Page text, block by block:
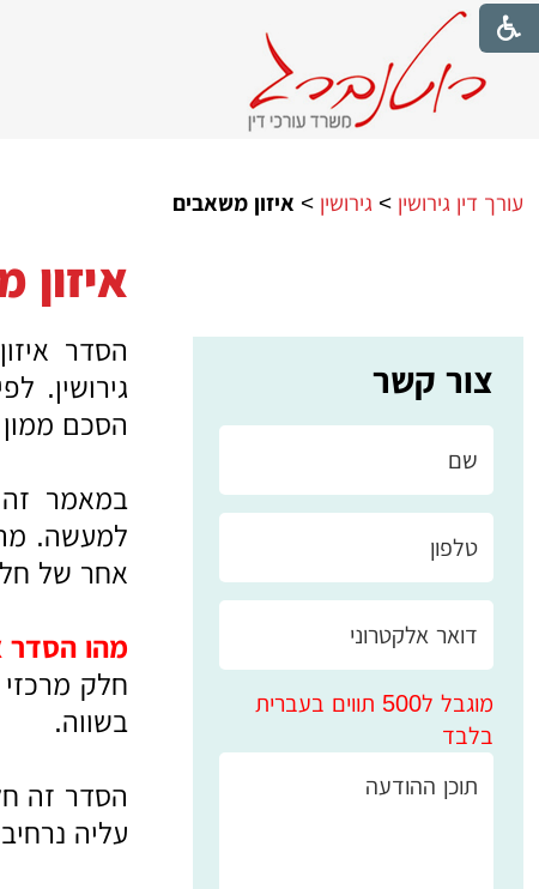
צור קשר
מוגבל ל500 תווים בעברית
בלבד
עורך דין גירושין > גירושין > איזון משאבים
איזון
הסדר
גירושין.
הסכם ממון
במאמר
למעשה. מה
אחר של
מהו הסדר
חלק מרכזי
בשווה.
עליה